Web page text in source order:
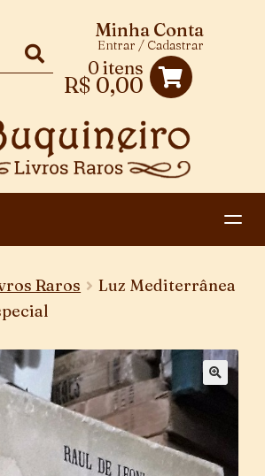
0 itens
R$ 0,00
Minha Conta
Entrar / Cadastrar
CATEGORIAS
CONTATO
Raros
Luz Mediterrânea